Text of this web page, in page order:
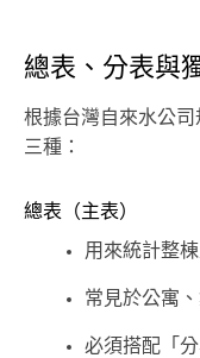
總表、分表與
根據台灣自來水公
三種：
總表（主表）
用來統計整
常見於公寓
必須搭配「